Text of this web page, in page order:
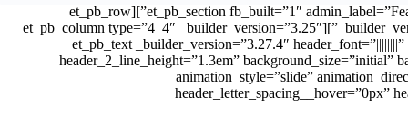
[/et_pb_column][/et_pb_row][/et_pb_section][et_pb_section fb_built=”1″ admin_label=”Features” _builder_version=”3.22″ custom_margin=”|||” custom_padding=”100px|0px|100px|0px”][et_pb_row
_builder_version=”3.25″ background_size=”initial” background_position=”top_left” background_repeat=”repeat” custom_padding=”27px|0px|24px|0px”][et_pb_column type=”4_4″ _builder_version=”3.25″
custom_padding=”|||” custom_padding__hover=”|||”][et_pb_text
header_2_line_height=”1.3em” background_size=”initial”
animation_style=”slide”
header_letter_spacing__hover=”0px”